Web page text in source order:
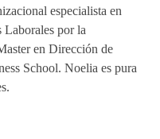
especialista en
por la
en Dirección de
School. Noelia es pura